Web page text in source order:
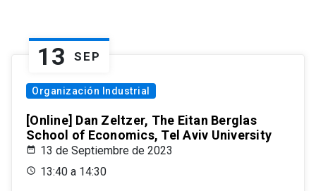
13 SEP
Organización Industrial
[Online] Dan Zeltzer, The Eitan Berglas
School of Economics, Tel Aviv University
13 de Septiembre de 2023
13:40 a 14:30